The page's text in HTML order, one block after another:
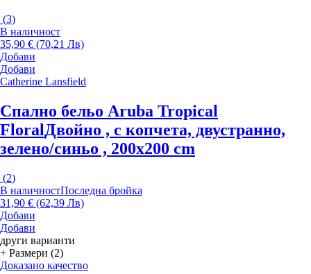
(3)
В наличност
35,90 € (70,21 Лв)
Добави
Добави
Catherine Lansfield
Спално бельо Aruba Tropical
Floral Двойно , с копчета, двустранно,
зелено/синьо , 200x200 cm
(2)
В наличностПоследна бройка
31,90 € (62,39 Лв)
Добави
Добави
други варианти
+ Размери (2)
Доказано качество